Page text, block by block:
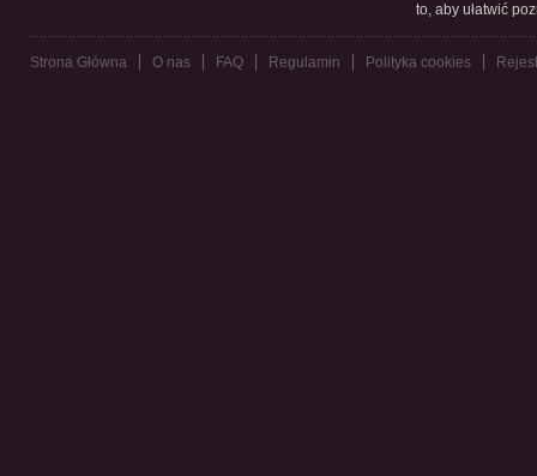
to, aby ułatwić
Strona Główna O nas FAQ Regulamin Polityka cookies